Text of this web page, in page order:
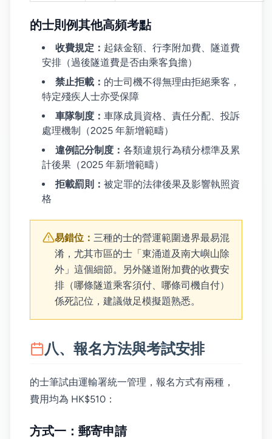
的士則例其他高頻考點
收費規定： 起錶金額、行李附加費、隧道費
安排（過後隧道費是否由乘客負擔）
禁止拒載： 的士司機不得無理由拒絕乘客，
特定殘疾人士亦受保障
車隊制度： 車隊成員資格、責任分配、投訴
處理機制（2025 年新增範疇）
違例記分制度： 各類違規行為積分標準及累
計後果（2025 年新增範疇）
拒載罰則： 被定罪的法律後果及影響執照資
格
易錯位： 三種的士的營運範圍邊界最易混
淆，尤其市區的士「東涌道及南大嶼山除
外」這個細節。另外隧道附加費的收費安
排（哪條隧道乘客須付、哪條司機自付）
係死記位，建議做足模擬題熟悉。
八、報名方法與考試安排
的士筆試由運輸署統一管理，報名方式有兩種，
費用均為 HK$510：
方式一：郵寄申請